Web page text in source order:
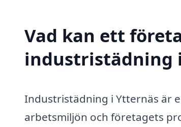
Vad kan ett
industristädning
Industristädning i Ytternäs är
arbetsmiljön och företagets